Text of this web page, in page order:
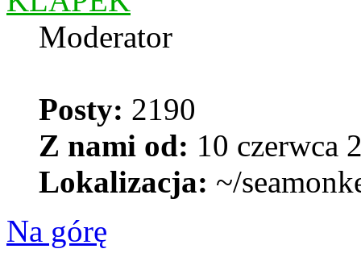
Moderator
Posty: 2190
Z nami od: 10 czerwca
Lokalizacja: ~/
Na górę